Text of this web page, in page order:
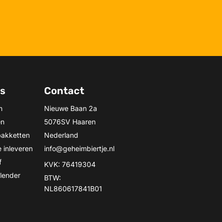
inleveren
Contact
Nieuwe Baan 2a
5076SV Haaren
Nederland
info@geheimbiertje.nl
KVK: 76419304
BTW:
NL860617841B01